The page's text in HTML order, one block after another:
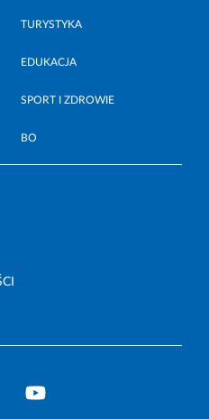
TURYSTYKA
EDUKACJA
SPORT I ZDROWIE
BO